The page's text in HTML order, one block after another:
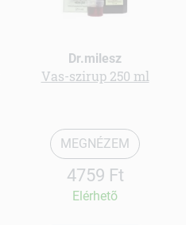
Dr.milesz
Vas-szirup 250 ml
MEGNÉZEM
4759 Ft
Elérhetõ